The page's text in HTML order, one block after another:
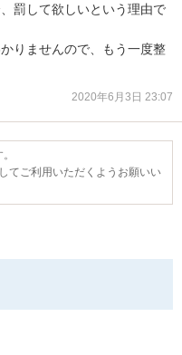
罰して欲しいという理由で
りませんので、もう一度整
2020年6月3日 23:07
てご利用いただくようお願いい